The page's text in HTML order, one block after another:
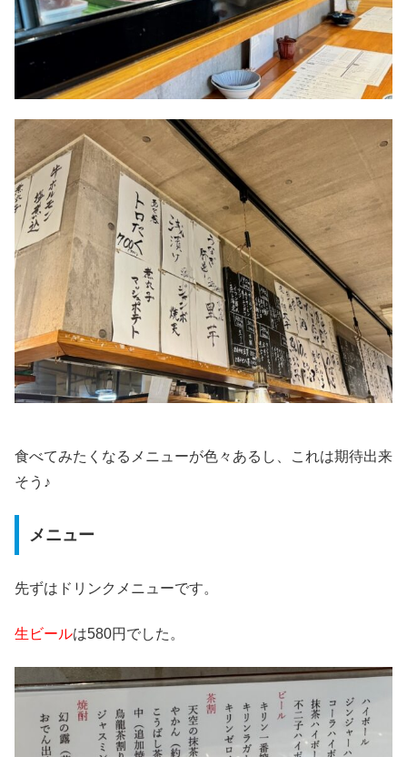
食べてみたくなるメニューが色々あるし、これは期待出来
そう♪
メニュー
先ずはドリンクメニューです。
生ビールは580円でした。